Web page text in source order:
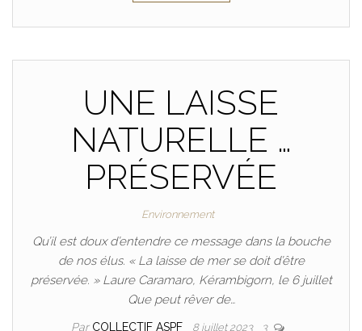
UNE LAISSE
NATURELLE …
PRÉSERVÉE
Environnement
Qu’il est doux d’entendre ce message dans la bouche
de nos élus. « La laisse de mer se doit d’être
préservée. » Laure Caramaro, Kérambigorn, le 6 juillet
Que peut rêver de…
Par COLLECTIF ASPF 8 juillet 2023 3